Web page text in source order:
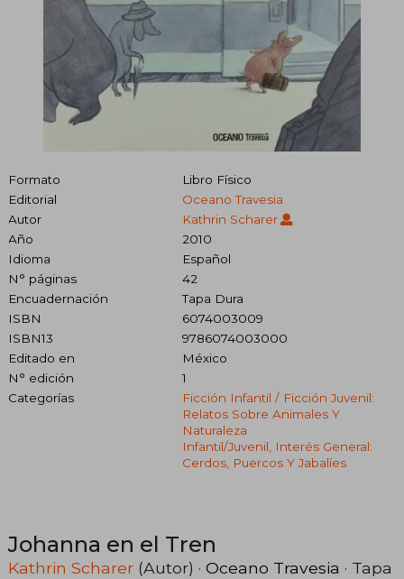
Formato
Libro Físico
Editorial
Oceano Travesia
Autor
Kathrin Scharer
Año
2010
Idioma
Español
N° páginas
42
Encuadernación
Tapa Dura
ISBN
6074003009
ISBN13
9786074003000
Editado en
México
N° edición
1
Categorías
Ficción Infantil / Ficción Juvenil:
Relatos Sobre Animales Y
Naturaleza
Infantil/juvenil, Interés General:
Cerdos, Puercos Y Jabalíes
Johanna en el Tren
Kathrin Scharer (Autor) · Oceano Travesia · Tapa